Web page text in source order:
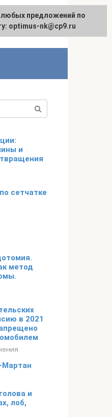
English
и
сетчатке
метод
в 2021
Мартан
и
лоб,
предложений по
optimus-nk@cp9.ru